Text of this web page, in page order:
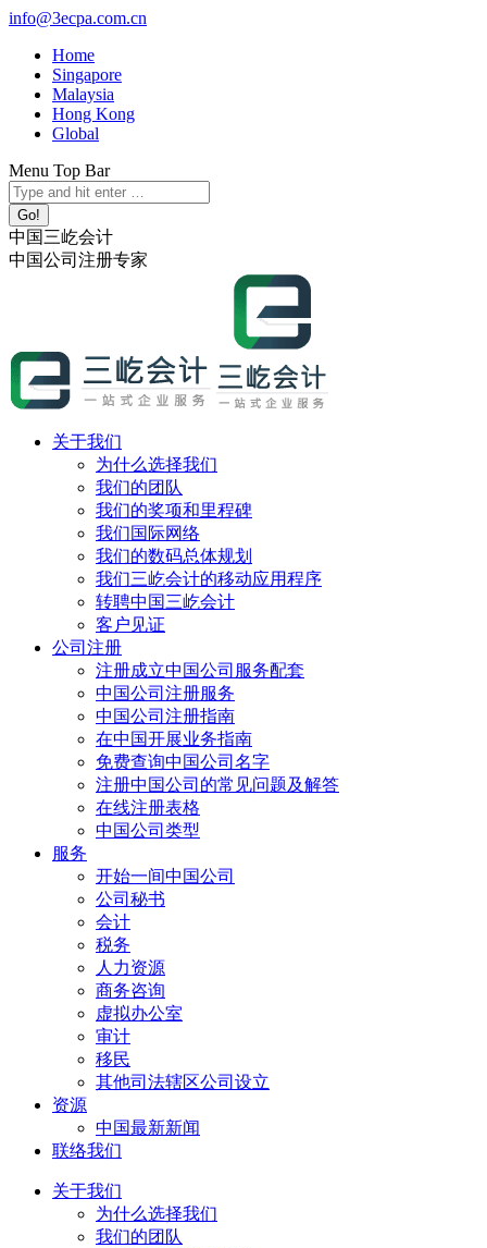
跳
info@3ecpa.com.cn
Home
Singapore
Malaysia
Hong Kong
Global
Menu Top Bar
X
page
opens
in
new
YouTube
page
opens
in
new
Linkedin
page
opens
in
new
Instagram
page
opens
in
new
Search:
中国三屹会计
中国公司注册专家
关于我们
为什么选择我们
我们的团队
我们的奖项和里程碑
我们国际网络
我们的数码总体规划
我们三屹会计的移动应用程序
转聘中国三屹会计
客户见证
公司注册
注册成立中国公司服务配套
中国公司注册服务
中国公司注册指南
在中国开展业务指南
免费查询中国公司名字
注册中国公司的常见问题及解答
在线注册表格
中国公司类型
服务
开始一间中国公司
公司秘书
会计
税务
人力资源
商务咨询
虚拟办公室
审计
移民
其他司法辖区公司设立
资源
中国最新新闻
联络我们
关于我们
为什么选择我们
我们的团队